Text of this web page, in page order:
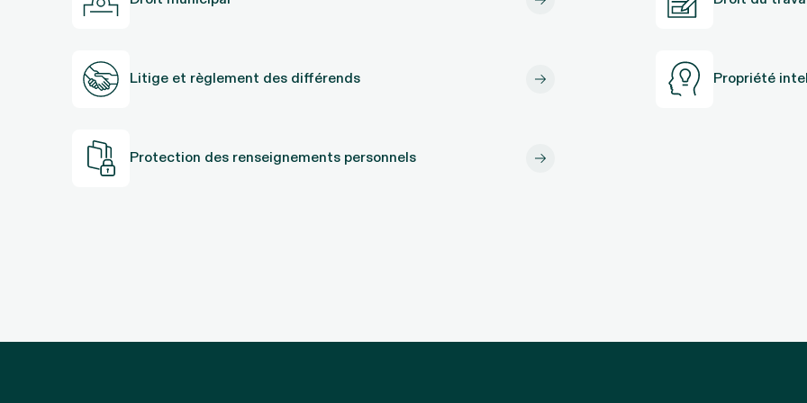
Litige et règlement des différends Propriété
Protection des renseignements personnels